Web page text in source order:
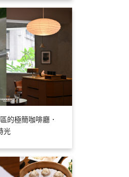
的極簡咖啡廳．
光